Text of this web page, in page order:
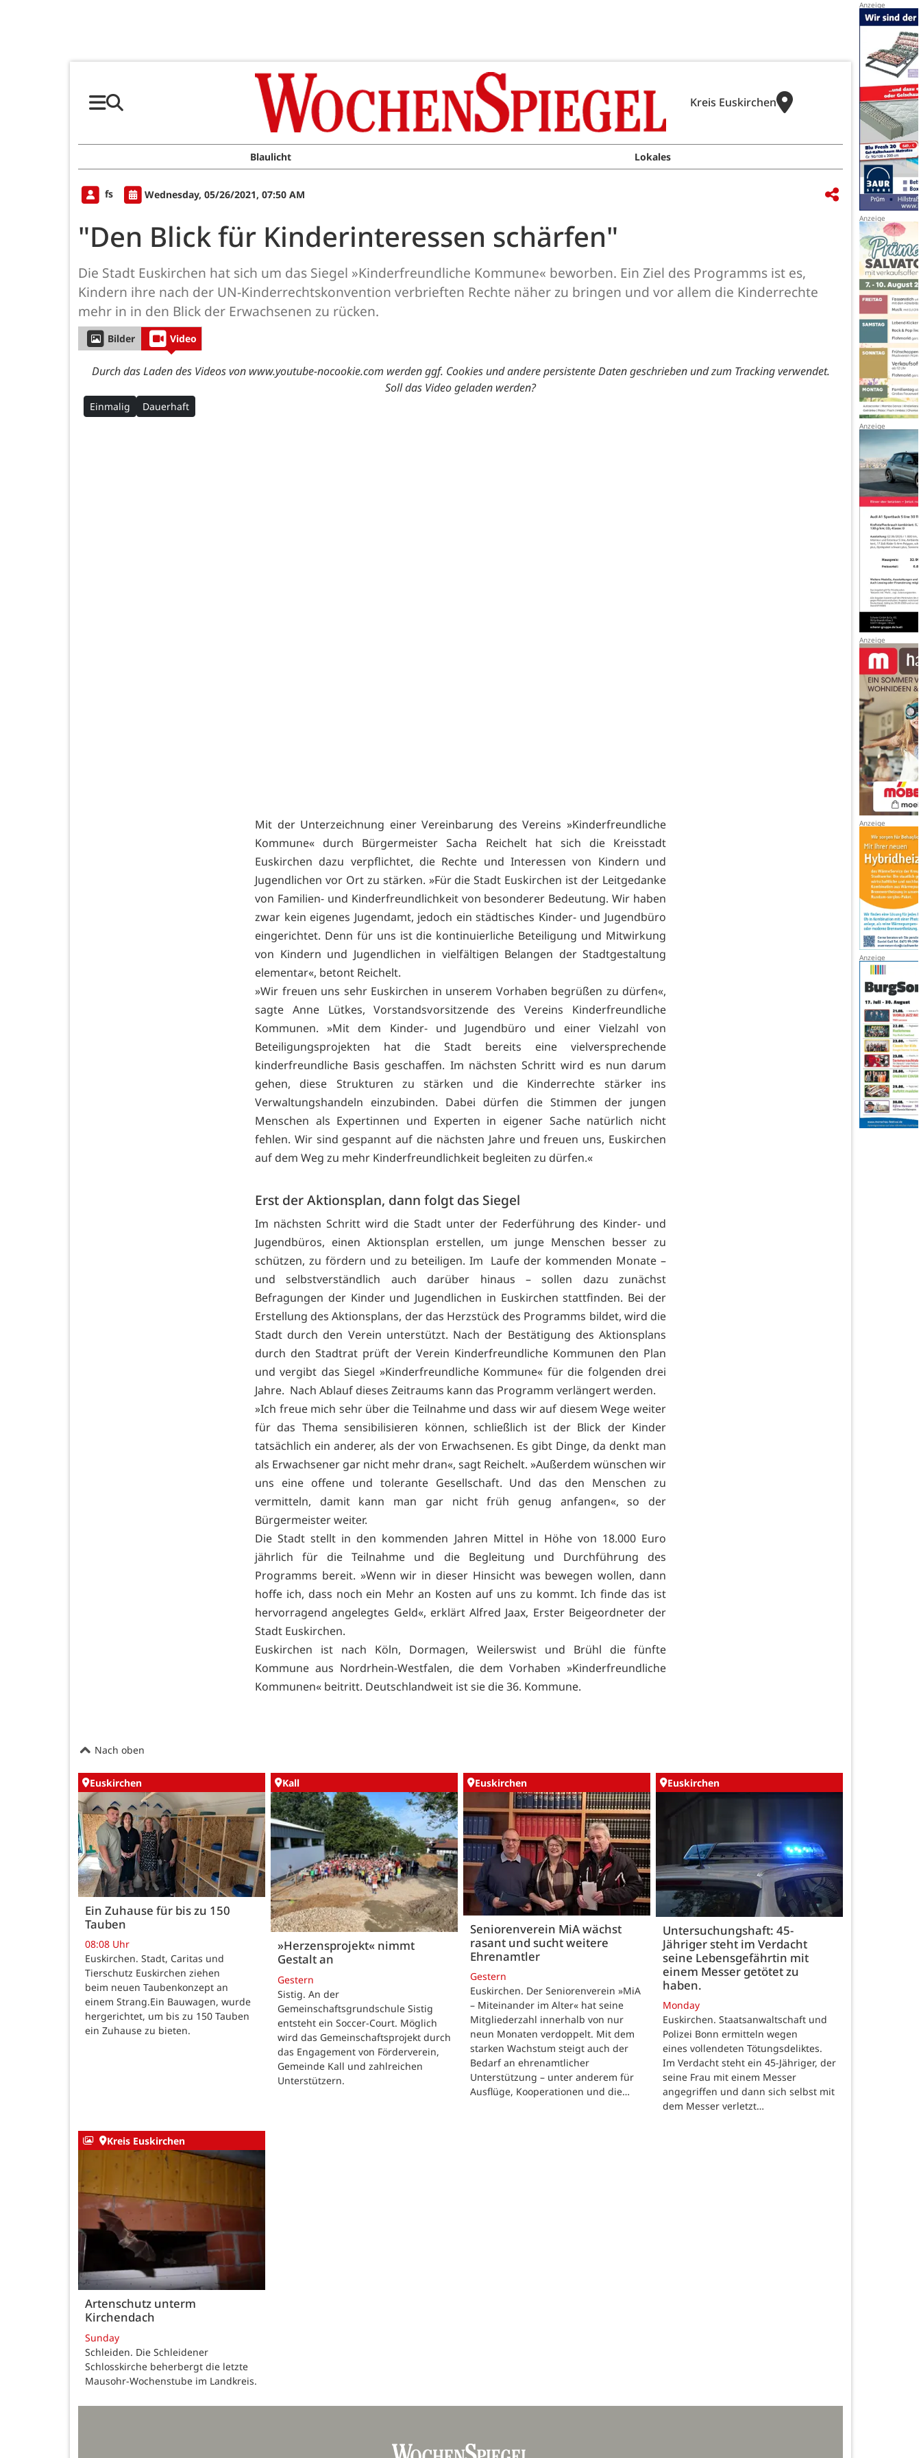
Kreis Euskirchen
Blaulicht Lokales
fs Wednesday, 05/26/2021, 07:50 AM
"Den Blick für Kinderinteressen schärfen"
Die Stadt Euskirchen hat sich um das Siegel »Kinderfreundliche Kommune« beworben. Ein Ziel des Programms ist es,
Kindern ihre nach der UN-Kinderrechtskonvention verbrieften Rechte näher zu bringen und vor allem die Kinderrechte
mehr in in den Blick der Erwachsenen zu rücken.
Bilder Video
Durch das Laden des Videos von www.youtube-nocookie.com werden ggf. Cookies und andere persistente Daten geschrieben und zum Tracking verwendet.
Soll das Video geladen werden?
Einmalig Dauerhaft
Mit der Unterzeichnung einer Vereinbarung des Vereins »Kinderfreundliche
Kommune« durch Bürgermeister Sacha Reichelt hat sich die Kreisstadt
Euskirchen dazu verpflichtet, die Rechte und Interessen von Kindern und
Jugendlichen vor Ort zu stärken. »Für die Stadt Euskirchen ist der Leitgedanke
von Familien- und Kinderfreundlichkeit von besonderer Bedeutung. Wir haben
zwar kein eigenes Jugendamt, jedoch ein städtisches Kinder- und Jugendbüro
eingerichtet. Denn für uns ist die kontinuierliche Beteiligung und Mitwirkung
von Kindern und Jugendlichen in vielfältigen Belangen der Stadtgestaltung
elementar«, betont Reichelt.
»Wir freuen uns sehr Euskirchen in unserem Vorhaben begrüßen zu dürfen«,
sagte Anne Lütkes, Vorstandsvorsitzende des Vereins Kinderfreundliche
Kommunen. »Mit dem Kinder- und Jugendbüro und einer Vielzahl von
Beteiligungsprojekten hat die Stadt bereits eine vielversprechende
kinderfreundliche Basis geschaffen. Im nächsten Schritt wird es nun darum
gehen, diese Strukturen zu stärken und die Kinderrechte stärker ins
Verwaltungshandeln einzubinden. Dabei dürfen die Stimmen der jungen
Menschen als Expertinnen und Experten in eigener Sache natürlich nicht
fehlen. Wir sind gespannt auf die nächsten Jahre und freuen uns, Euskirchen
auf dem Weg zu mehr Kinderfreundlichkeit begleiten zu dürfen.«
Erst der Aktionsplan, dann folgt das Siegel
Im nächsten Schritt wird die Stadt unter der Federführung des Kinder- und
Jugendbüros, einen Aktionsplan erstellen, um junge Menschen besser zu
schützen, zu fördern und zu beteiligen. Im Laufe der kommenden Monate –
und selbstverständlich auch darüber hinaus – sollen dazu zunächst
Befragungen der Kinder und Jugendlichen in Euskirchen stattfinden. Bei der
Erstellung des Aktionsplans, der das Herzstück des Programms bildet, wird die
Stadt durch den Verein unterstützt. Nach der Bestätigung des Aktionsplans
durch den Stadtrat prüft der Verein Kinderfreundliche Kommunen den Plan
und vergibt das Siegel »Kinderfreundliche Kommune« für die folgenden drei
Jahre. Nach Ablauf dieses Zeitraums kann das Programm verlängert werden.
»Ich freue mich sehr über die Teilnahme und dass wir auf diesem Wege weiter
für das Thema sensibilisieren können, schließlich ist der Blick der Kinder
tatsächlich ein anderer, als der von Erwachsenen. Es gibt Dinge, da denkt man
als Erwachsener gar nicht mehr dran«, sagt Reichelt. »Außerdem wünschen wir
uns eine offene und tolerante Gesellschaft. Und das den Menschen zu
vermitteln, damit kann man gar nicht früh genug anfangen«, so der
Bürgermeister weiter.
Die Stadt stellt in den kommenden Jahren Mittel in Höhe von 18.000 Euro
jährlich für die Teilnahme und die Begleitung und Durchführung des
Programms bereit. »Wenn wir in dieser Hinsicht was bewegen wollen, dann
hoffe ich, dass noch ein Mehr an Kosten auf uns zu kommt. Ich finde das ist
hervorragend angelegtes Geld«, erklärt Alfred Jaax, Erster Beigeordneter der
Stadt Euskirchen.
Euskirchen ist nach Köln, Dormagen, Weilerswist und Brühl die fünfte
Kommune aus Nordrhein-Westfalen, die dem Vorhaben »Kinderfreundliche
Kommunen« beitritt. Deutschlandweit ist sie die 36. Kommune.
Nach oben
Euskirchen
Ein Zuhause für bis zu 150
Tauben
08:08 Uhr
Euskirchen. Stadt, Caritas und
Tierschutz Euskirchen ziehen
beim neuen Taubenkonzept an
einem Strang.Ein Bauwagen, wurde
hergerichtet, um bis zu 150 Tauben
ein Zuhause zu bieten.
Kall
»Herzensprojekt« nimmt
Gestalt an
Gestern
Sistig. An der
Gemeinschaftsgrundschule Sistig
entsteht ein Soccer-Court. Möglich
wird das Gemeinschaftsprojekt durch
das Engagement von Förderverein,
Gemeinde Kall und zahlreichen
Unterstützern.
Euskirchen
Seniorenverein MiA wächst
rasant und sucht weitere
Ehrenamtler
Gestern
Euskirchen. Der Seniorenverein »MiA
– Miteinander im Alter« hat seine
Mitgliederzahl innerhalb von nur
neun Monaten verdoppelt. Mit dem
starken Wachstum steigt auch der
Bedarf an ehrenamtlicher
Unterstützung – unter anderem für
Ausflüge, Kooperationen und die…
Euskirchen
Untersuchungshaft: 45-
Jähriger steht im Verdacht
seine Lebensgefährtin mit
einem Messer getötet zu
haben.
Monday
Euskirchen. Staatsanwaltschaft und
Polizei Bonn ermitteln wegen
eines vollendeten Tötungsdeliktes.
Im Verdacht steht ein 45-Jähriger, der
seine Frau mit einem Messer
angegriffen und dann sich selbst mit
dem Messer verletzt…
Kreis Euskirchen
Artenschutz unterm
Kirchendach
Sunday
Schleiden. Die Schleidener
Schlosskirche beherbergt die letzte
Mausohr-Wochenstube im Landkreis.